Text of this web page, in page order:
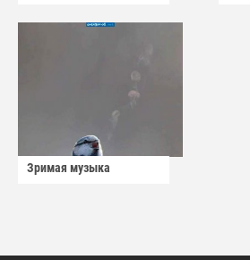
Зримая музыка